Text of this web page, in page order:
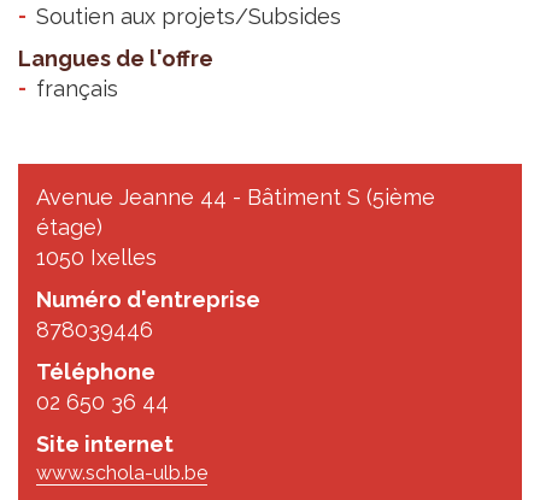
Soutien aux projets/Subsides
Langues de l'offre
français
Avenue Jeanne 44 - Bâtiment S (5ième
étage)
1050 Ixelles
Numéro d'entreprise
878039446
Téléphone
02 650 36 44
Site internet
www.schola-ulb.be